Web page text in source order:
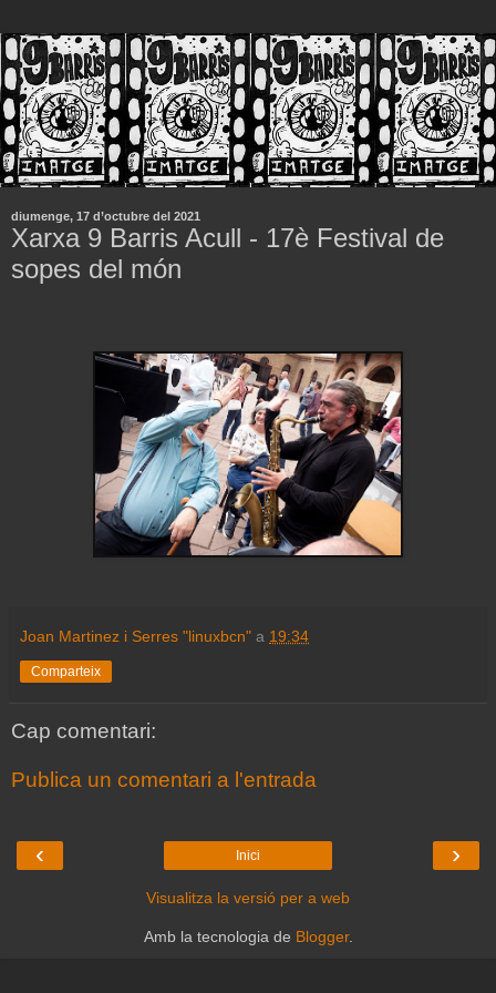
diumenge, 17 d’octubre del 2021
Xarxa 9 Barris Acull - 17è Festival de
sopes del món
Joan Martinez i Serres "linuxbcn" a 19:34
Comparteix
Cap comentari:
Publica un comentari a l'entrada
‹ ›
Inici
Visualitza la versió per a web
Amb la tecnologia de Blogger.